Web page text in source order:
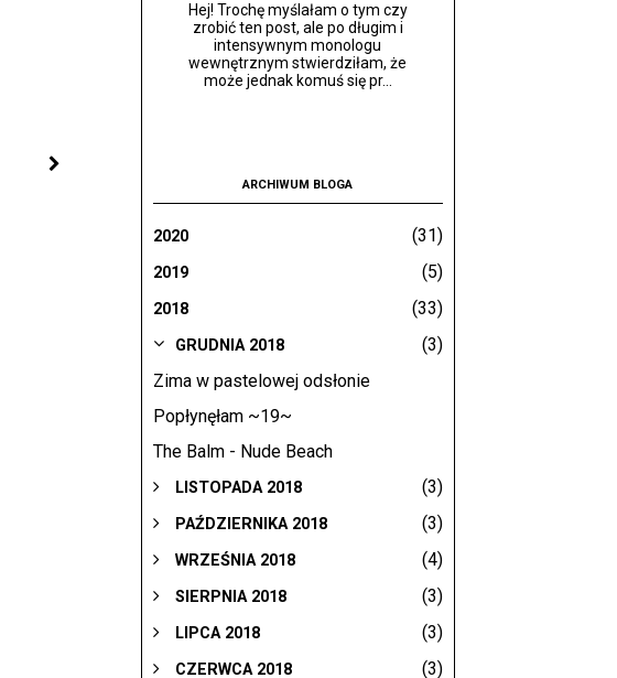
Hej! Trochę myślałam o tym czy
zrobić ten post, ale po długim i
intensywnym monologu
wewnętrznym stwierdziłam, że
może jednak komuś się pr...
ARCHIWUM BLOGA
2020 (31)
2019 (5)
2018 (33)
GRUDNIA 2018
(3)
Zima w pastelowej odsłonie
Popłynęłam ~19~
The Balm - Nude Beach
LISTOPADA 2018 (3)
PAŹDZIERNIKA 2018 (3)
WRZEŚNIA 2018 (4)
SIERPNIA 2018 (3)
LIPCA 2018 (3)
CZERWCA 2018 (3)